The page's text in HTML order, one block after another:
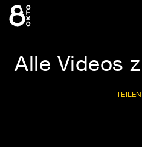
Zum
Inhalt
Alle Videos
TEILEN